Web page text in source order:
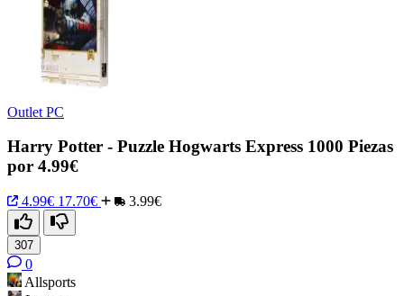
Outlet PC
Harry Potter - Puzzle Hogwarts Express 1000 Piezas
por 4.99€
4.99€ 17.70€ 3.99€
307
0
Allsports